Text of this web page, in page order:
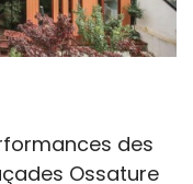
des
Ossature